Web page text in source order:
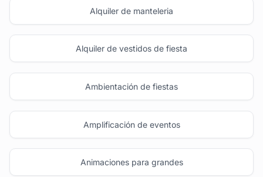
Alquiler de manteleria
Alquiler de vestidos de fiesta
Ambientación de fiestas
Amplificación de eventos
Animaciones para grandes